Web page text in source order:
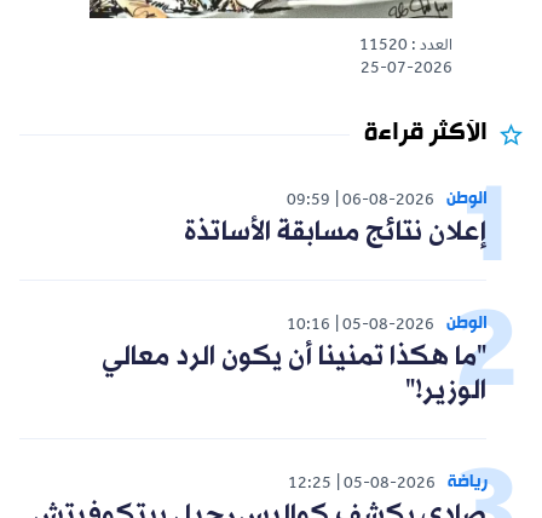
العدد : 11520
25-07-2026
الأكثر قراءة
الوطن 06-08-2026
09:59
إعلان نتائج مسابقة الأساتذة
الوطن 05-08-2026
10:16
"ما هكذا تمنينا أن يكون الرد معالي
الوزير!"
رياضة 05-08-2026
12:25